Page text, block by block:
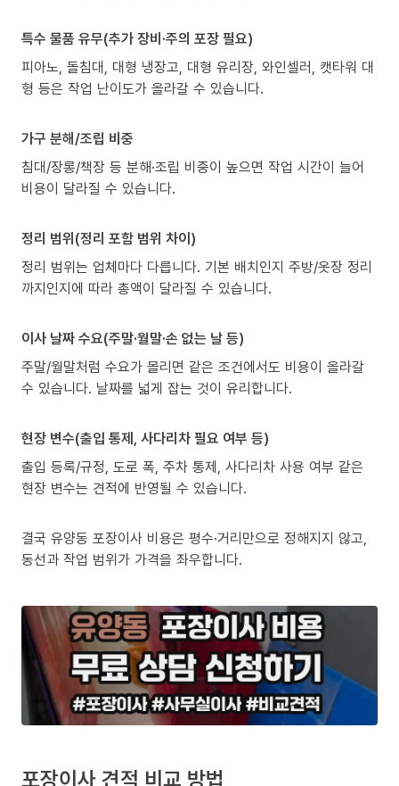
특수 물품 유무(추가 장비·주의 포장 필요)
피아노, 돌침대, 대형 냉장고, 대형 유리장, 와인셀러, 캣타워 대
형 등은 작업 난이도가 올라갈 수 있습니다.
가구 분해/조립 비중
침대/장롱/책장 등 분해·조립 비중이 높으면 작업 시간이 늘어
비용이 달라질 수 있습니다.
정리 범위(정리 포함 범위 차이)
정리 범위는 업체마다 다릅니다. 기본 배치인지 주방/옷장 정리
까지인지에 따라 총액이 달라질 수 있습니다.
이사 날짜 수요(주말·월말·손 없는 날 등)
주말/월말처럼 수요가 몰리면 같은 조건에서도 비용이 올라갈
수 있습니다. 날짜를 넓게 잡는 것이 유리합니다.
현장 변수(출입 통제, 사다리차 필요 여부 등)
출입 등록/규정, 도로 폭, 주차 통제, 사다리차 사용 여부 같은
현장 변수는 견적에 반영될 수 있습니다.
결국 유양동 포장이사 비용은 평수·거리만으로 정해지지 않고,
동선과 작업 범위가 가격을 좌우합니다.
포장이사 견적 비교 방법